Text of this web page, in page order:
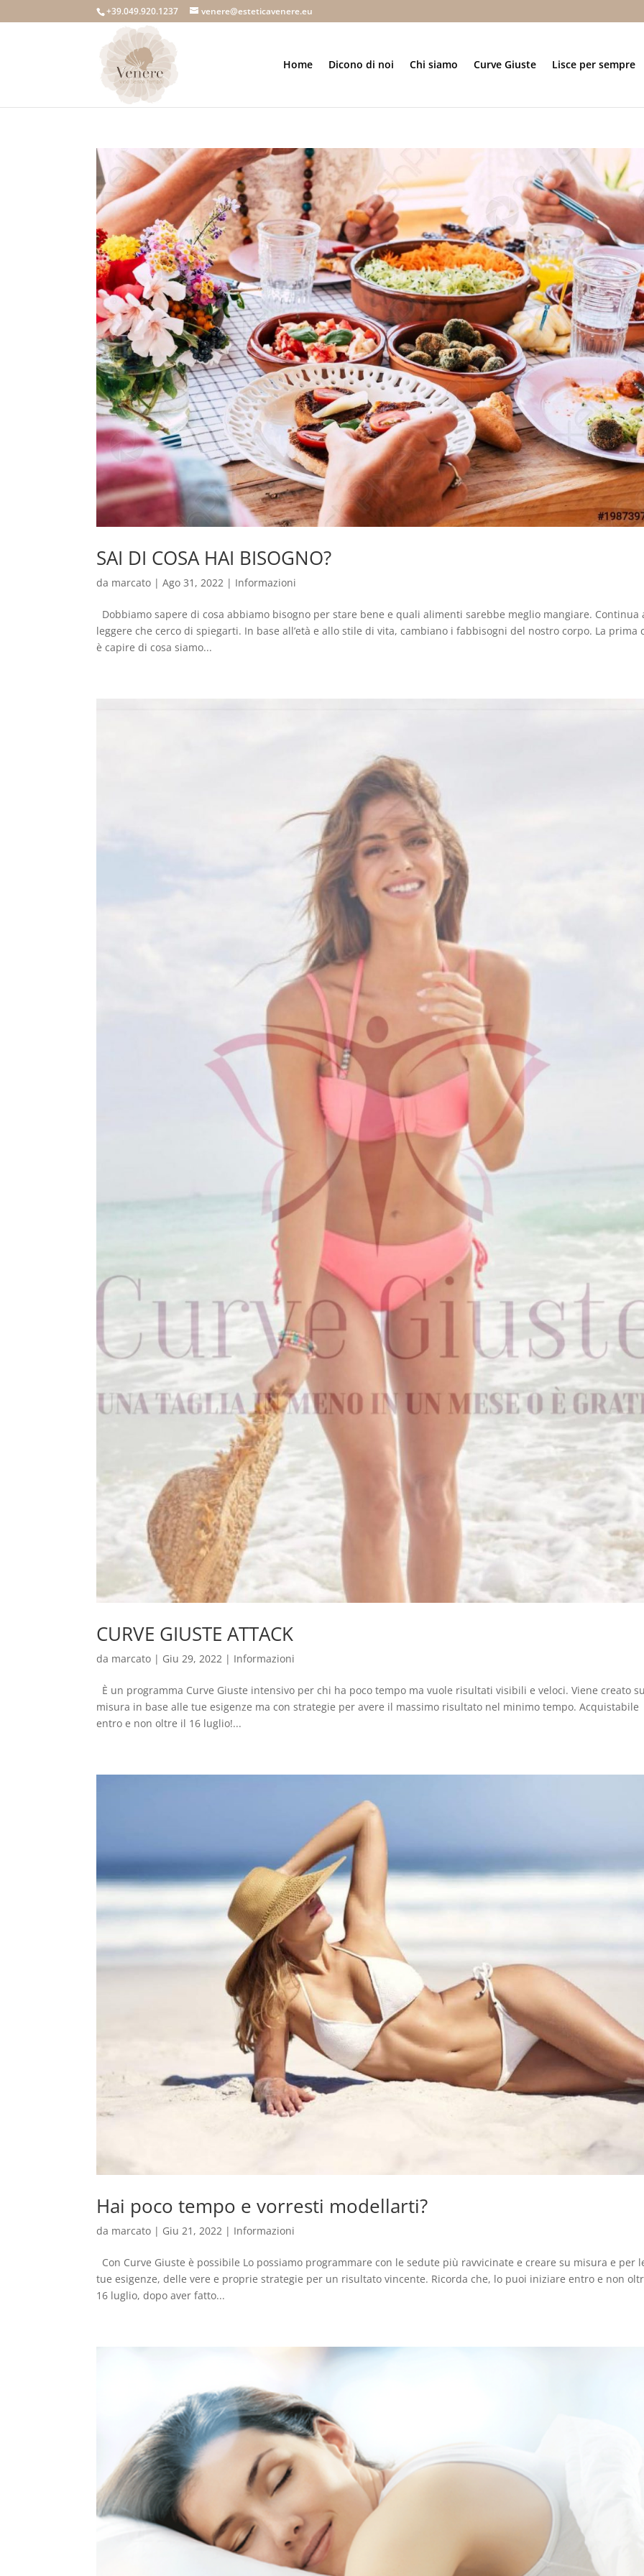
+39.049.920.1237 venere@esteticavenere.eu
Home Dicono di noi Chi siamo Curve Giuste Lisce per sempre
SAI DI COSA HAI BISOGNO?
da marcato |Ago 31, 2022 | Informazioni
Dobbiamo sapere di cosa abbiamo bisogno per stare bene e quali alimenti sarebbe meglio mangiare. Continua
leggere che cerco di spiegarti. In base all’età e allo stile di vita, cambiano i fabbisogni del nostro corpo. La prima
è capire di cosa siamo...
CURVE GIUSTE ATTACK
da marcato | Giu 29, 2022 | Informazioni
È un programma Curve Giuste intensivo per chi ha poco tempo ma vuole risultati visibili e veloci. Viene creato
misura in base alle tue esigenze ma con strategie per avere il massimo risultato nel minimo tempo. Acquistabile
entro e non oltre il 16 luglio!...
Hai poco tempo e vorresti modellarti?
da marcato | Giu 21, 2022 | Informazioni
Con Curve Giuste è possibile Lo possiamo programmare con le sedute più ravvicinate e creare su misura e per
tue esigenze, delle vere e proprie strategie per un risultato vincente. Ricorda che, lo puoi iniziare entro e non
16 luglio, dopo aver fatto...